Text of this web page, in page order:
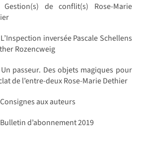
Gestion(s) de conflit(s) Rose-Marie
L’Inspection inversée Pascale Schellens
Rozencweig
Un passeur. Des objets magiques pour
de l’entre-deux Rose-Marie Dethier
Consignes aux auteurs
Bulletin d’abonnement 2019